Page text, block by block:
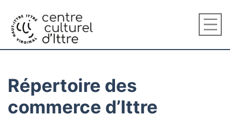
Répertoire des
commerce d’Ittre